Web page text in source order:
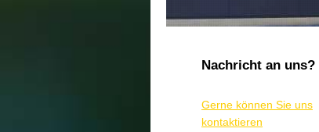
Nachricht an uns?
Gerne können Sie uns
kontaktieren